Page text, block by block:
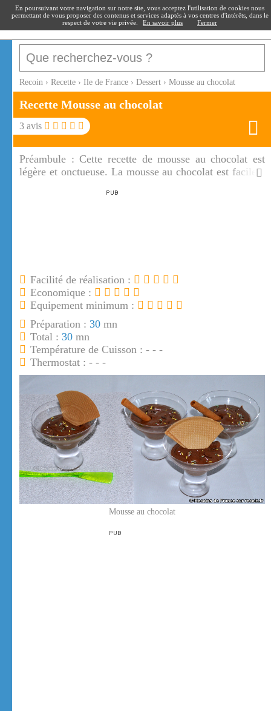
recoin.fr
Recoin › Recette › Ile de France › Dessert › Mousse au chocolat
Recette Mousse au chocolat
3 avis
Préambule :Cette recette de mousse au chocolat est
légère et onctueuse. La mousse au chocolat est facile à
Facilité de réalisation :
Economique :
Equipement minimum :
Préparation : 30 mn
Total : 30 mn
Température de Cuisson : - - -
Thermostat : - - -
Mousse au chocolat
En poursuivant votre navigation sur notre site, vous acceptez l'utilisation de cookies nous
permettant de vous proposer des contenus et services adaptés à vos centres d'intérêts, dans le
respect de votre vie privée.
En savoir plus Fermer